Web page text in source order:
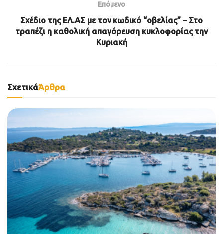
Επόμενο
Σχέδιο της ΕΛ.ΑΣ με τον κωδικό “οβελίας” – Στο
τραπέζι η καθολική απαγόρευση κυκλοφορίας την
Κυριακή
ΣχετικάΆρθρα